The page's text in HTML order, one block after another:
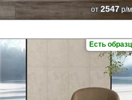
от 2547р/
Есть